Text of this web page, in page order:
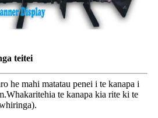
teitei
he mahi matatau penei i te kanapa i
te kanapa kia rite ki te